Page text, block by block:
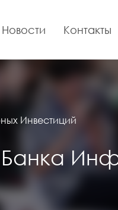
Новости Контакты
Инвестиций